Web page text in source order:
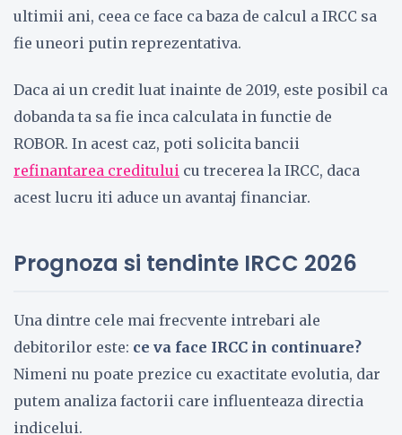
ultimii ani, ceea ce face ca baza de calcul a IRCC sa
fie uneori putin reprezentativa.
Daca ai un credit luat inainte de 2019, este posibil ca
dobanda ta sa fie inca calculata in functie de
ROBOR. In acest caz, poti solicita bancii
refinantarea creditului cu trecerea la IRCC, daca
acest lucru iti aduce un avantaj financiar.
Prognoza si tendinte IRCC 2026
Una dintre cele mai frecvente intrebari ale
debitorilor este: ce va face IRCC in continuare?
Nimeni nu poate prezice cu exactitate evolutia, dar
putem analiza factorii care influenteaza directia
indicelui.